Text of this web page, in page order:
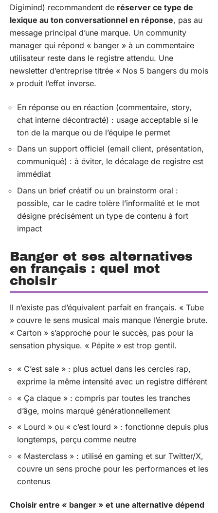
Digimind) recommandent de réserver ce type de
lexique au ton conversationnel en réponse, pas au
message principal d’une marque. Un community
manager qui répond « banger » à un commentaire
utilisateur reste dans le registre attendu. Une
newsletter d’entreprise titrée « Nos 5 bangers du mois
» produit l’effet inverse.
En réponse ou en réaction (commentaire, story,
chat interne décontracté) : usage acceptable si le
ton de la marque ou de l’équipe le permet
Dans un support officiel (email client, présentation,
communiqué) : à éviter, le décalage de registre est
immédiat
Dans un brief créatif ou un brainstorm oral :
possible, car le cadre tolère l’informalité et le mot
désigne précisément un type de contenu à fort
impact
Banger et ses alternatives
en français : quel mot
choisir
Il n’existe pas d’équivalent parfait en français. « Tube
» couvre le sens musical mais manque l’énergie brute.
« Carton » s’approche pour le succès, pas pour la
sensation physique. « Pépite » est trop gentil.
« C’est sale » : plus actuel dans les cercles rap,
exprime la même intensité avec un registre différent
« Ça claque » : compris par toutes les tranches
d’âge, moins marqué générationnellement
« Lourd » ou « c’est lourd » : fonctionne depuis plus
longtemps, perçu comme neutre
« Masterclass » : utilisé en gaming et sur Twitter/X,
couvre un sens proche pour les performances et les
contenus
Choisir entre « banger » et une alternative dépend